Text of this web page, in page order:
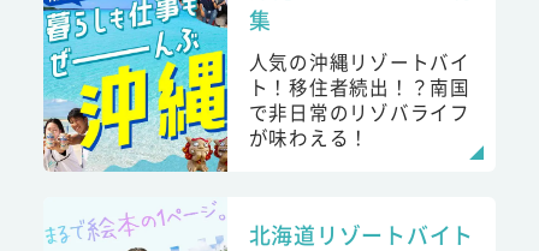
集
人気の沖縄リゾートバイ
ト！移住者続出！？南国
で非日常のリゾバライフ
が味わえる！
北海道リゾートバイト